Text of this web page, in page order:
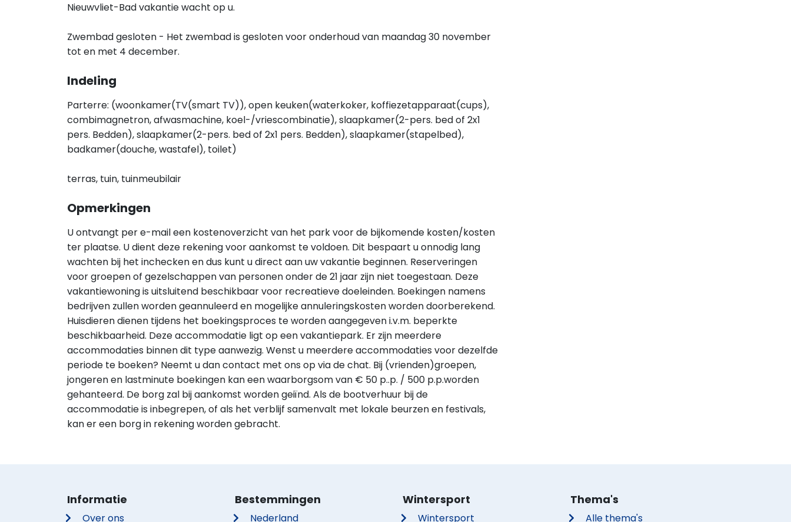
Nieuwvliet-Bad vakantie wacht op u.
Zwembad gesloten - Het zwembad is gesloten voor onderhoud van maandag 30 november
tot en met 4 december.
Indeling
Parterre: (woonkamer(TV(smart TV)), open keuken(waterkoker, koffiezetapparaat(cups),
combimagnetron, afwasmachine, koel-/vriescombinatie), slaapkamer(2-pers. bed of 2x1
pers. Bedden), slaapkamer(2-pers. bed of 2x1 pers. Bedden), slaapkamer(stapelbed),
badkamer(douche, wastafel), toilet)
terras, tuin, tuinmeubilair
Opmerkingen
U ontvangt per e-mail een kostenoverzicht van het park voor de bijkomende kosten/kosten
ter plaatse. U dient deze rekening voor aankomst te voldoen. Dit bespaart u onnodig lang
wachten bij het inchecken en dus kunt u direct aan uw vakantie beginnen. Reserveringen
voor groepen of gezelschappen van personen onder de 21 jaar zijn niet toegestaan. Deze
vakantiewoning is uitsluitend beschikbaar voor recreatieve doeleinden. Boekingen namens
bedrijven zullen worden geannuleerd en mogelijke annuleringskosten worden doorberekend.
Huisdieren dienen tijdens het boekingsproces te worden aangegeven i.v.m. beperkte
beschikbaarheid. Deze accommodatie ligt op een vakantiepark. Er zijn meerdere
accommodaties binnen dit type aanwezig. Wenst u meerdere accommodaties voor dezelfde
periode te boeken? Neemt u dan contact met ons op via de chat. Bij (vrienden)groepen,
jongeren en lastminute boekingen kan een waarborgsom van € 50 p..p. / 500 p.p.worden
gehanteerd. De borg zal bij aankomst worden geiïnd. Als de bootverhuur bij de
accommodatie is inbegrepen, of als het verblijf samenvalt met lokale beurzen en festivals,
kan er een borg in rekening worden gebracht.
Informatie
Over ons
Bestemmingen
Nederland
Wintersport
Wintersport
Thema's
Alle thema's